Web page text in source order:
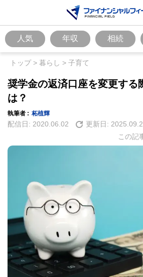
人気 年収 相続
トップ> 暮らし > 子育て
奨学金の返済口座を変更する
は？
執筆者 : 柘植輝
配信日: 2020.06.02 更新日:
この記